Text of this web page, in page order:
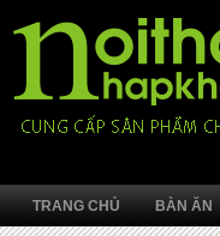
TRANG CHỦ BÀN ĂN